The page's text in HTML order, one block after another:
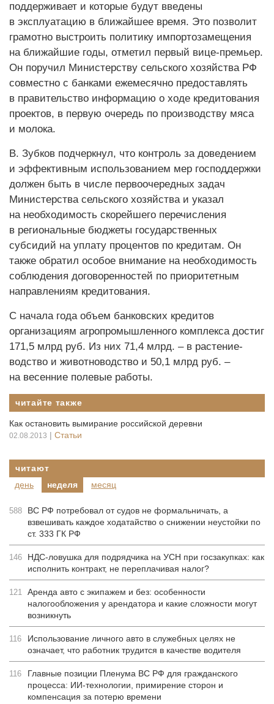
поддерживает и которые будут введены
в эксплуатацию в ближайшее время. Это позволит
грамотно выстроить политику импортозамещения
на ближайшие годы, отметил первый вице-премьер.
Он поручил Министерству сельского хозяйства РФ
совместно с банками ежемесячно предоставлять
в правительство информацию о ходе кредитования
проектов, в первую очередь по производству мяса
и молока.
В. Зубков подчеркнул, что контроль за доведением
и эффективным использованием мер господдержки
должен быть в числе первоочередных задач
Министерства сельского хозяйства и указал
на необходимость скорейшего перечисления
в региональные бюджеты государственных
субсидий на уплату процентов по кредитам. Он
также обратил особое внимание на необходимость
соблюдения договоренностей по приоритетным
направлениям кредитования.
С начала года объем банковских кредитов
организациям агропромышленного комплекса достиг
171,5 млрд руб. Из них 71,4 млрд. – в растение­
водство и животноводство и 50,1 млрд руб. –
на весенние полевые работы.
читайте также
Как остановить вымирание российской деревни
02.08.2013 | Статьи
читают
день
неделя месяц
588
ВС РФ потребовал от судов не формальничать, а
взвешивать каждое ходатайство о снижении неустойки по
ст. 333 ГК РФ
146
НДС-ловушка для подрядчика на УСН при госзакупках: как
исполнить контракт, не переплачивая налог?
121 Аренда авто с экипажем и без: особенности
налогообложения у арендатора и какие сложности могут
возникнуть
116
Использование личного авто в служебных целях не
означает, что работник трудится в качестве водителя
116
Главные позиции Пленума ВС РФ для гражданского
процесса: ИИ-технологии, примирение сторон и
компенсация за потерю времени